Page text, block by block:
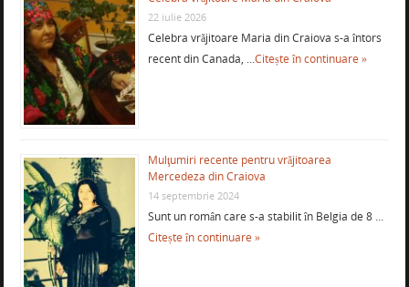
22 iulie 2026
Celebra vrăjitoare Maria din Craiova s-a întors
recent din Canada, …Citește în continuare »
Mulţumiri recente pentru vrăjitoarea
Mercedeza din Craiova
14 septembrie 2024
Sunt un român care s-a stabilit în Belgia de 8 …
Citește în continuare »